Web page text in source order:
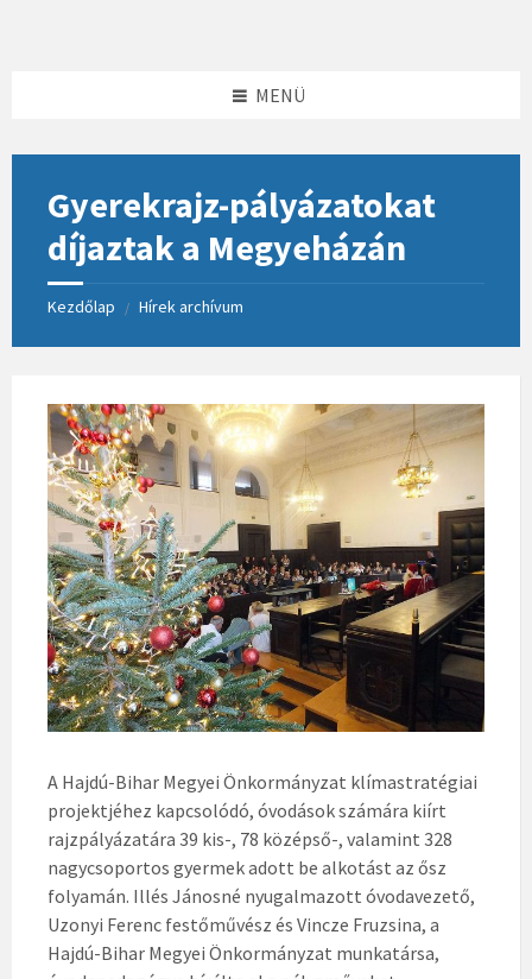
MENÜ
Gyerekrajz-pályázatokat
díjaztak a Megyeházán
Kezdőlap / Hírek archívum
A Hajdú-Bihar Megyei Önkormányzat klímastratégiai
projektjéhez kapcsolódó, óvodások számára kiírt
rajzpályázatára 39 kis-, 78 középső-, valamint 328
nagycsoportos gyermek adott be alkotást az ősz
folyamán. Illés Jánosné nyugalmazott óvodavezető,
Uzonyi Ferenc festőművész és Vincze Fruzsina, a
Hajdú-Bihar Megyei Önkormányzat munkatársa,